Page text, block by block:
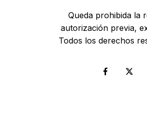
Queda prohibida la
autorización previa,
Todos los derechos